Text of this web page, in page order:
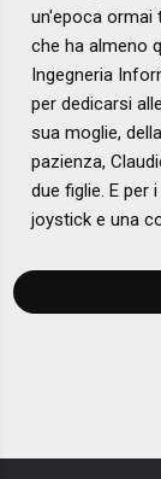
un'epoca ormai
che ha almeno
Ingegneria
per dedicarsi
sua moglie,
pazienza,
due figlie. E per
joystick e una